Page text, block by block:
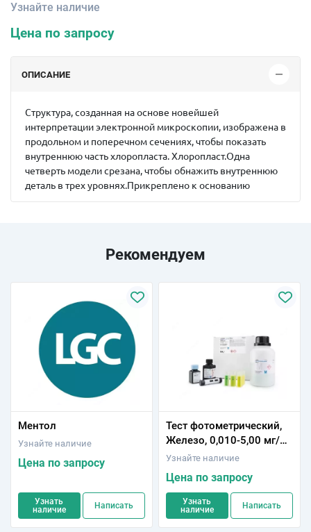
Узнайте наличие
Цена по запросу
ОПИСАНИЕ
Структура, созданная на основе новейшей
интерпретации электронной микроскопии, изображена в
продольном и поперечном сечениях, чтобы показать
внутреннюю часть хлоропласта. Хлоропласт.Одна
четверть модели срезана, чтобы обнажить внутреннюю
деталь в трех уровнях.Прикреплено к основанию
Рекомендуем
Ментол
Узнайте наличие
Цена по запросу
Узнать
наличие
Написать
Тест фотометрический,
Железо, 0,010-5,00 мг/л
(Fe), Spectroquant®
Узнайте наличие
Цена по запросу
Узнать
наличие
Написать